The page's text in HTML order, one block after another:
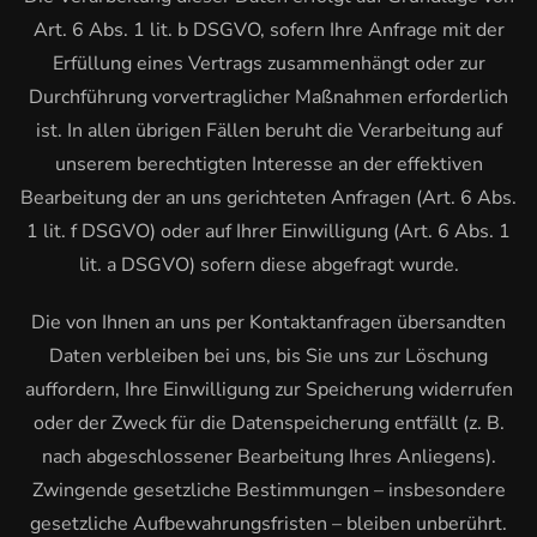
Art. 6 Abs. 1 lit. b DSGVO, sofern Ihre Anfrage mit der
Erfüllung eines Vertrags zusammenhängt oder zur
Durchführung vorvertraglicher Maßnahmen erforderlich
ist. In allen übrigen Fällen beruht die Verarbeitung auf
unserem berechtigten Interesse an der effektiven
Bearbeitung der an uns gerichteten Anfragen (Art. 6 Abs.
1 lit. f DSGVO) oder auf Ihrer Einwilligung (Art. 6 Abs. 1
lit. a DSGVO) sofern diese abgefragt wurde.
Die von Ihnen an uns per Kontaktanfragen übersandten
Daten verbleiben bei uns, bis Sie uns zur Löschung
auffordern, Ihre Einwilligung zur Speicherung widerrufen
oder der Zweck für die Datenspeicherung entfällt (z. B.
nach abgeschlossener Bearbeitung Ihres Anliegens).
Zwingende gesetzliche Bestimmungen – insbesondere
gesetzliche Aufbewahrungsfristen – bleiben unberührt.